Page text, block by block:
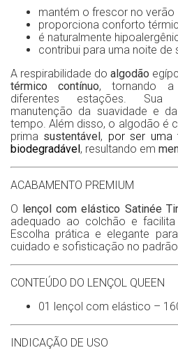
mantém o frescor no verão
proporciona conforto
é naturalmente
contribui para uma noite de
A respirabilidade do algodão
térmico contínuo, tornando a
diferentes estações. Sua
manutenção da suavidade e
tempo. Além disso, o algodão é
prima sustentável, por ser uma
biodegradável, resultando em
ACABAMENTO PREMIUM
O lençol com elástico Satinée
adequado ao colchão e
Escolha prática e elegante
cuidado e sofisticação no padrão
CONTEÚDO DO LENÇOL QUEEN
01 lençol com elástico –
INDICAÇÃO DE USO